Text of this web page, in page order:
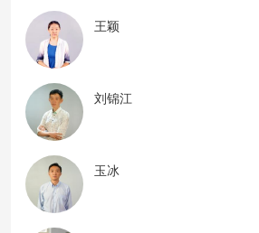
王颖
刘锦江
玉冰